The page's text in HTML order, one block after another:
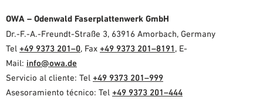
OWA – Odenwald Faserplattenwerk GmbH
Dr.-F.-A.-Freundt-Straße 3, 63916 Amorbach, Germany
Tel +49 9373 201–0, Fax +49 9373 201–8191, E-
Mail: info@owa.de
Servicio al cliente: Tel +49 9373 201–999
Asesoramiento técnico: Tel +49 9373 201–444